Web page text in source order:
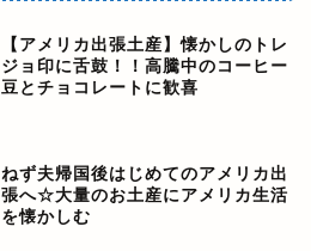
【アメリカ出張土産】懐かしのトレ
ジョ印に舌鼓！！高騰中のコーヒー
豆とチョコレートに歓喜
ねず夫帰国後はじめてのアメリカ出
張へ☆大量のお土産にアメリカ生活
を懐かしむ